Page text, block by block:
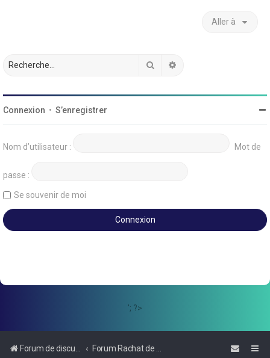
Aller à
Rechercher
Connexion • S’enregistrer
Nom d’utilisateur : Mot de
passe :
Se souvenir de moi
'; ?>
Forum de discussions sur le Regroupement de Crédits et le Rachat de Crédits